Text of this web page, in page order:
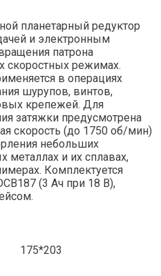
планетарный редуктор
и электронным
патрона
скоростных режимах.
в операциях
шурупов, винтов,
крепежей. Для
затяжки предусмотрена
скорость (до 1750 об/мин)
небольших
металлах и их сплавах,
Комплектуется
(3 Aч при 18 В),
175*203